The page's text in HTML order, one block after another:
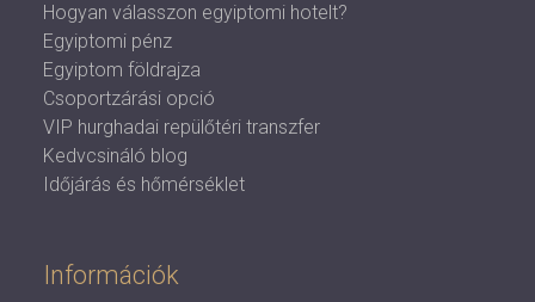
Hogyan válasszon egyiptomi hotelt?
Egyiptomi pénz
Egyiptom földrajza
Csoportzárási opció
VIP hurghadai repülőtéri transzfer
Kedvcsináló blog
Időjárás és hőmérséklet
Információk